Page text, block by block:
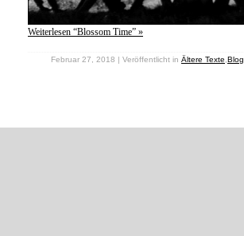
Weiterlesen “Blossom Time” »
Februar 27, 2018 | Veröffentlicht in Ältere Texte Blog